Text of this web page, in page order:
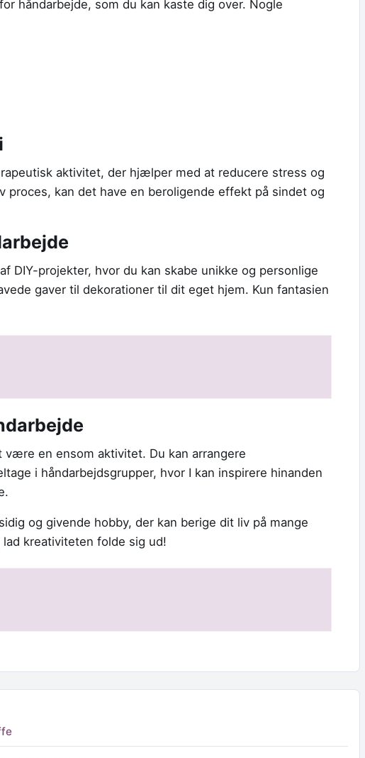
håndarbejde, som du kan kaste dig over. Nogle
aktivitet, der hjælper med at reducere stress og
proces, kan det have en beroligende effekt på sindet og
DIY-projekter, hvor du kan skabe unikke og personlige
gaver til dekorationer til dit eget hjem. Kun fantasien
være en ensom aktivitet. Du kan arrangere
i håndarbejdsgrupper, hvor I kan inspirere hinanden
og givende hobby, der kan berige dit liv på mange
kreativiteten folde sig ud!